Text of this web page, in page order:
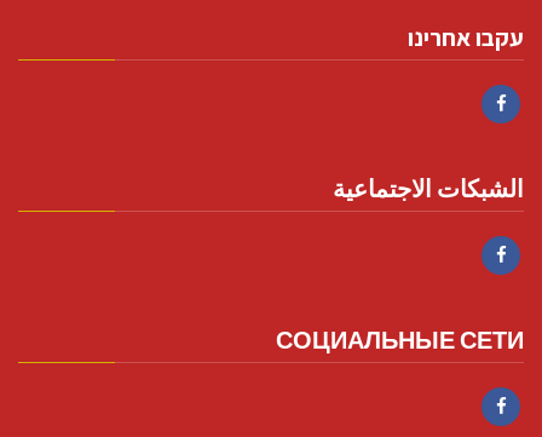
עקבו אחרינו
الشبكات الاجتماعية
СОЦИАЛЬНЫЕ СЕТИ